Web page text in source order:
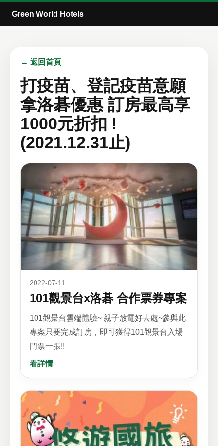
Green World Hotels
← 返回首頁
打疫苗、登記疫苗意願
拿洛碁優惠 訂房最高享
1000元折扣 !
(2021.12.31止)
2022-07-11
101觀景台x洛碁 合作票券專案
101觀景台雲端體驗~ 親子放電好去處~參與此
專案只要完成訂房，即可獲得101觀景台入場
門票一張!!
看詳情